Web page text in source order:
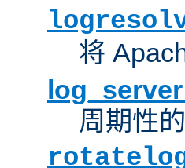
将
周期性